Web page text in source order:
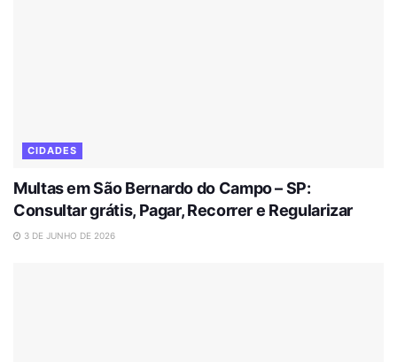
CIDADES
Multas em São Bernardo do Campo – SP:
Consultar grátis, Pagar, Recorrer e Regularizar
3 DE JUNHO DE 2026